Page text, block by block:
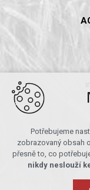
Potřebujeme
zobrazovaný obsah
přesně to, co
nikdy neslouží